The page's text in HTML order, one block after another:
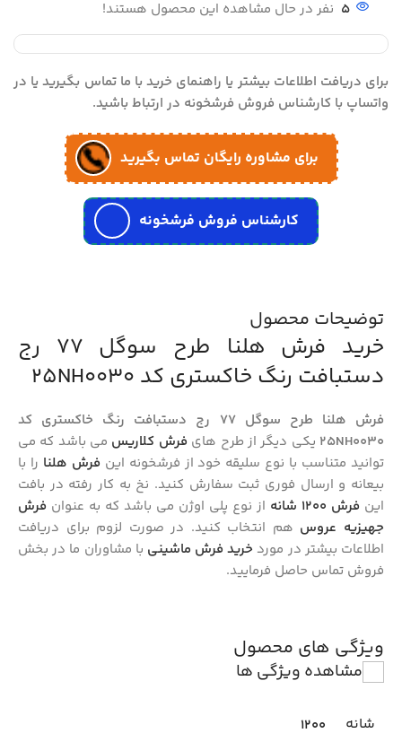
5 نفر در حال مشاهده این محصول هستند!
برای دریافت اطلاعات بیشتر یا راهنمای خرید با ما تماس بگیرید یا در
واتساپ با کارشناس فروش فرشخونه در ارتباط باشید.
برای مشاوره رایگان تماس بگیرید
کارشناس فروش فرشخونه
توضیحات محصول
خرید فرش هلنا طرح سوگل 77 رج
دستبافت رنگ خاکستری کد 25NH0030
فرش هلنا طرح سوگل 77 رج دستبافت رنگ خاکستری کد
25NH0030 یکی دیگر از طرح های فرش کلاریس می باشد که می
توانید متناسب با نوع سلیقه خود از فرشخونه این فرش هلنا را با
بیعانه و ارسال فوری ثبت سفارش کنید. نخ به کار رفته در بافت
این فرش 1200 شانه از نوع پلی اوژن می باشد که به عنوان فرش
جهیزیه عروس هم انتخاب کنید. در صورت لزوم برای دریافت
اطلاعات بیشتر در مورد خرید فرش ماشینی با مشاوران ما در بخش
فروش تماس حاصل فرمایید.
ویژگی های محصول
مشاهده ویژگی ها
شانه 1200